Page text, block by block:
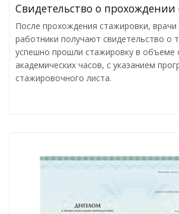
Свидетельство о
После прохождения стажировки, врачи
работники получают свидетельство о
успешно прошли стажировку в объеме
академических часов, с указанием
стажировочного листа.